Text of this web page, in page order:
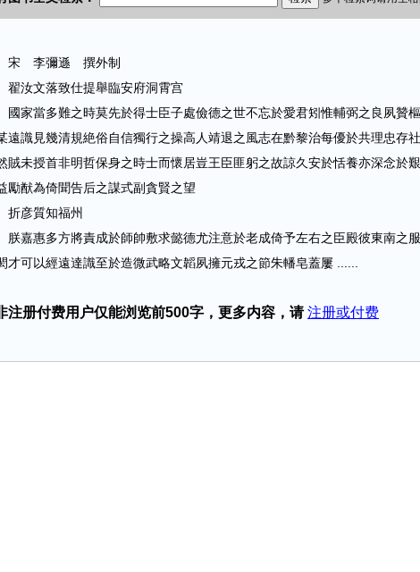
李彌遜 撰外制
汝文落致仕提舉臨安府洞霄宫
家當多難之時莫先於得士臣子處儉德之世不忘於愛君矧惟輔弼之良夙贊
遠識見幾清規絶俗自信獨行之操高人靖退之風志在黔黎治每優於共理忠存
賊未授首非明哲保身之時士而懷居豈王臣匪躬之故諒久安於恬養亦深念於
勵猷為倚聞告后之謀式副貪賢之望
彦質知福州
嘉惠多方將責成於師帥敷求懿德尤注意於老成倚予左右之臣殿彼東南之
才可以經遠達識至於造微武略文韜夙擁元戎之節朱轓皂蓋屢 ......
注册付费用户仅能浏览前500字，更多内容，请 注册或付费